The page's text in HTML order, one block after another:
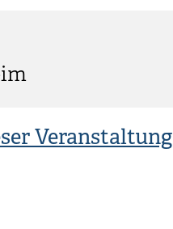
Veranstaltung